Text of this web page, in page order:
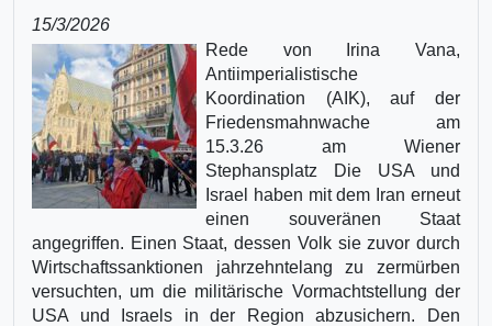
15/3/2026
Rede von Irina Vana,
Antiimperialistische
Koordination (AIK), auf der
Friedensmahnwache am
15.3.26 am Wiener
Stephansplatz Die USA und
Israel haben mit dem Iran erneut
einen souveränen Staat
angegriffen. Einen Staat, dessen Volk sie zuvor durch
Wirtschaftssanktionen jahrzehntelang zu zermürben
versuchten, um die militärische Vormachtstellung der
USA und Israels in der Region abzusichern. Den